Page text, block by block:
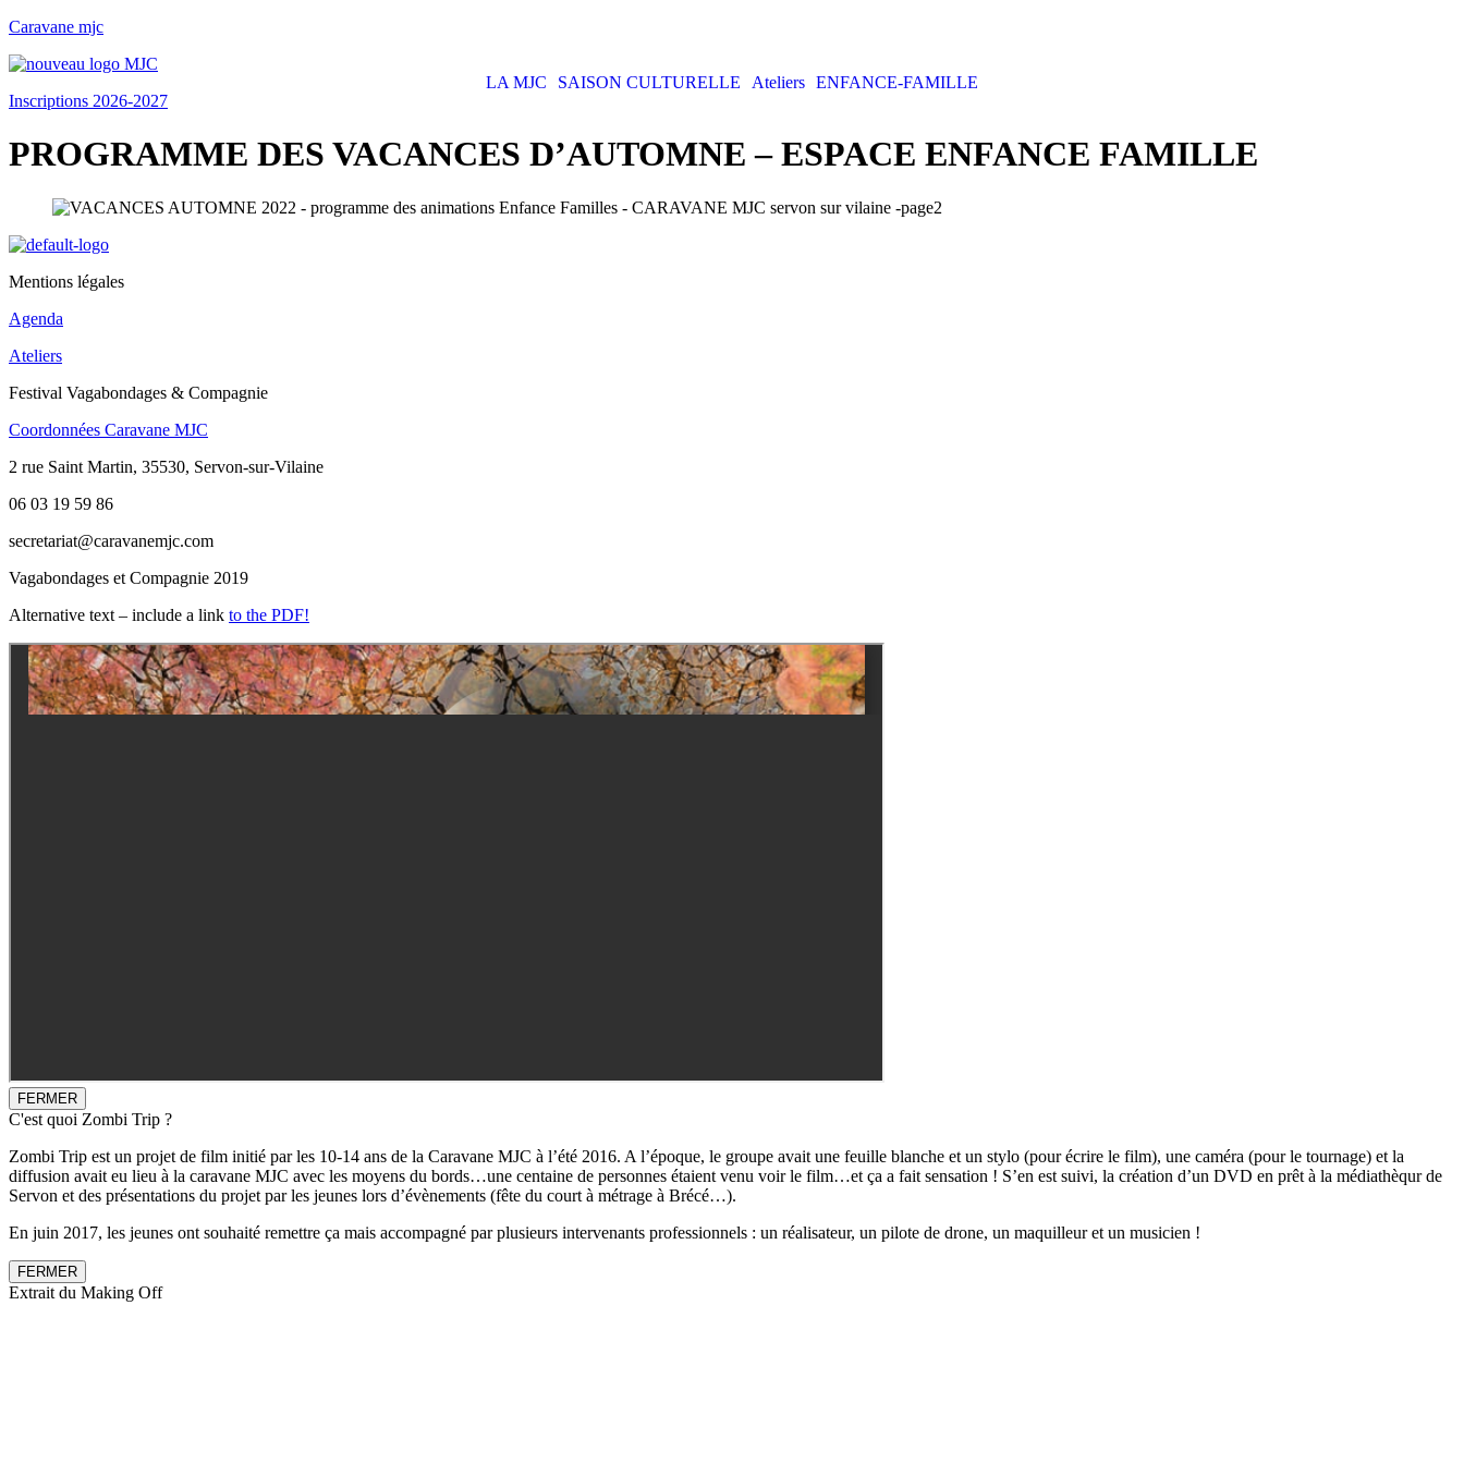
Caravane mjc
LA MJC SAISON CULTURELLE Ateliers ENFANCE-FAMILLE
Inscriptions 2026-2027
PROGRAMME DES VACANCES D’AUTOMNE – ESPACE ENFANCE FAMILLE
Mentions légales
Agenda
Ateliers
Festival Vagabondages & Compagnie
Coordonnées Caravane MJC
2 rue Saint Martin, 35530, Servon-sur-Vilaine
06 03 19 59 86
secretariat@caravanemjc.com
Vagabondages et Compagnie 2019
Alternative text – include a link to the PDF!
FERMER
C'est quoi Zombi Trip ?
Zombi Trip est un projet de film initié par les 10-14 ans de la Caravane MJC à l’été 2016. A l’époque, le groupe avait une feuille blanche et un stylo (pour écrire le film), une caméra (pour le tournage) et la
diffusion avait eu lieu à la caravane MJC avec les moyens du bords…une centaine de personnes étaient venu voir le film…et ça a fait sensation ! S’en est suivi, la création d’un DVD en prêt à la médiathèqur de
Servon et des présentations du projet par les jeunes lors d’évènements (fête du court à métrage à Brécé…).
En juin 2017, les jeunes ont souhaité remettre ça mais accompagné par plusieurs intervenants professionnels : un réalisateur, un pilote de drone, un maquilleur et un musicien !
FERMER
Extrait du Making Off